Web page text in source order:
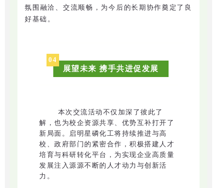
氛围融洽、交流顺畅，为今后的长期协作奠定了良
好基础。
04
展望未来 携手共进促发展
本次交流活动不仅加深了彼此了
解，也为校企资源共享、优势互补打开了
新局面。启明星磷化工将持续推进与高
校、政府部门的紧密合作，积极搭建人才
培育与科研转化平台，为实现企业高质量
发展注入源源不断的人才动力与创新活
力。